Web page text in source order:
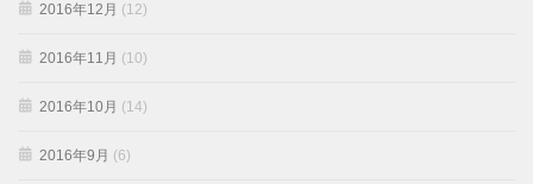
2016年12月 (12)
2016年11月 (10)
2016年10月 (14)
2016年9月 (6)